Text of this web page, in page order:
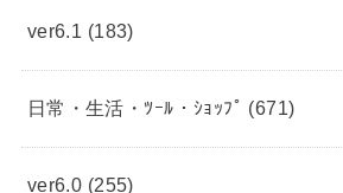
ver6.1 (183)
日常・生活・ﾂｰﾙ・ｼｮｯﾌﾟ (671)
ver6.0 (255)